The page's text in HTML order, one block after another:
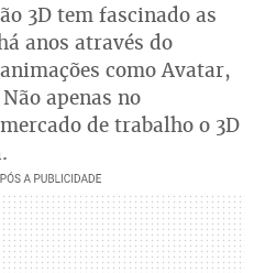
3D tem fascinado as
anos através do
como Avatar,
apenas no
de trabalho o 3D